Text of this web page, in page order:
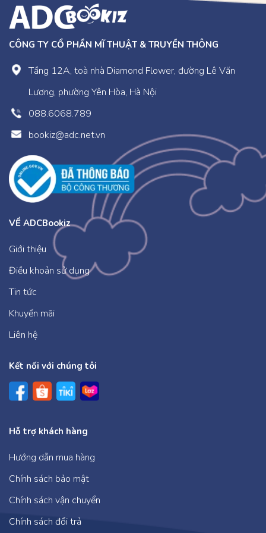
kể về câu chuyện của bạn nhỏ và các bạn động vật
ở vườn bách thú. Bạn nhỏ đã biết nói nhưng cứ
“nhúc nhích, nhúc nhích” ngón tay chỉ trỏ mà không
câu chuyện, trẻ nhận thức được đó là thói quen xấu
cần sửa đổi.
về câu chuyện của gia đình hạt đậu. Hạt đậu cả vì
mải chơi quá, không nghe lời mẹ dặn nên rơi xuống
bãi cát rồi bị cháy khô. Hạt đậu thứ hai vì hồi hộp
quá nhưng không nói với mẹ nên cuối cùng bị nước
cuốn trôi… Hạt đậu út biết nói ra nỗi sợ hãi của
mình và được mẹ an ủi, hướng dẫn nên cậu đã tìm
được nơi an toàn để nảy mầm vươn lên. Qua câu
chuyện nhẹ nhàng này, trẻ tự nhận thức được rằng,
nếu tâm trạng không được tốt, cần nói ra với cha
mẹ để được giúp đỡ và tránh những hậu quả đáng
câu chuyện của bạn nhím con. Vì mải ôm quả trứng
nhím con đều thành thật xin lỗi các bạn. Và khi biết
vậy, các bạn lại đồng loạt xin lỗi vì đã cáu kỉnh với
nhận thức được việc cần thiết phải nói lời xin lỗi khi
HÃY MUA TRỌN BỘ 07 CUỐN SÁCH ĐỂ GIÚP TRẺ
PHÁT TRIỂN KHẢ NĂNG NGÔN NGỮ.
CÔNG TY CỔ PHẦN MĨ THUẬT & TRUYỀN THÔNG
Tầng 12A, toà nhà Diamond Flower, đường Lê Văn
Lương, phường Yên Hòa, Hà Nội
088.6068.789
bookiz@adc.net.vn
VỀ ADCBookiz
Giới thiệu
Điều khoản sử dụng
Tin tức
Khuyến mãi
Liên hệ
Kết nối với chúng tôi
Hỗ trợ khách hàng
Hướng dẫn mua hàng
Chính sách bảo mật
Chính sách vận chuyển
Chính sách đổi trả